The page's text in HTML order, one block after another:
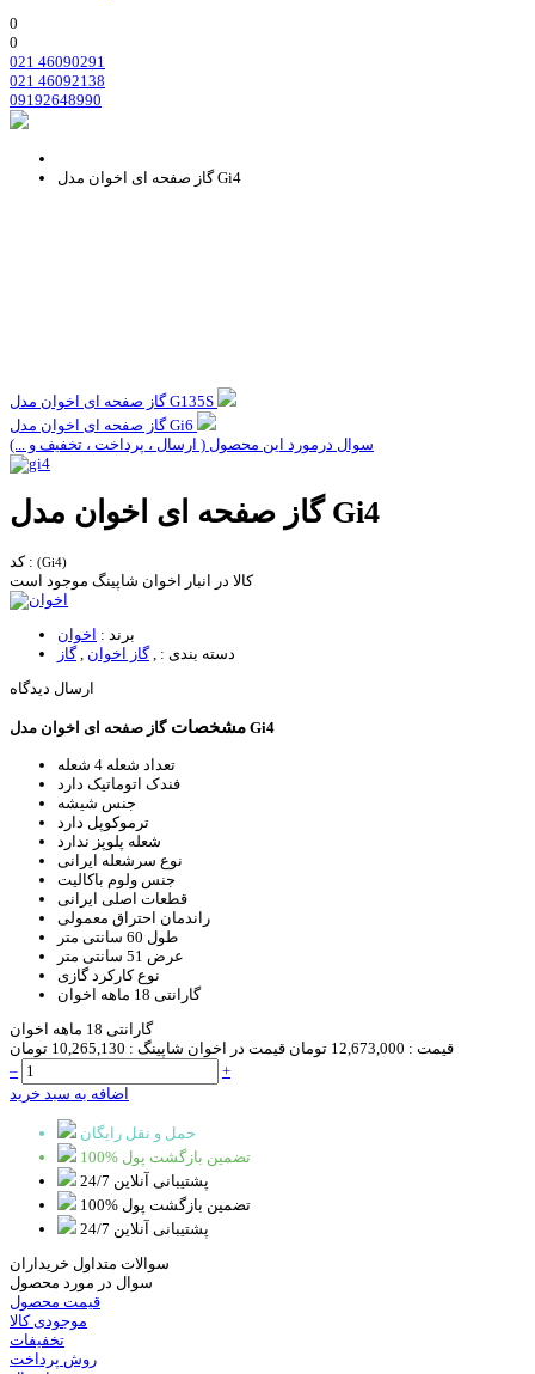
0
0
021 46090291
021 46092138
09192648990
گاز صفحه ای اخوان مدل Gi4
گاز صفحه ای اخوان مدل G135S
گاز صفحه ای اخوان مدل Gi6
سوال درمورد این محصول ( ارسال ، پرداخت ، تخفیف و ...)
گاز صفحه ای اخوان مدل Gi4
کد : (Gi4)
کالا در انبار اخوان شاپینگ موجود است
برند : اخوان
دسته بندی : ,گاز اخوان ,گاز
ارسال دیدگاه
مشخصات گاز صفحه ای اخوان مدل Gi4
تعداد شعله 4 شعله
فندک اتوماتیک دارد
جنس شیشه
ترموکوپل دارد
شعله پلوپز ندارد
نوع سرشعله ایرانی
جنس ولوم باکالیت
قطعات اصلی ایرانی
راندمان احتراق معمولی
طول 60 سانتی متر
عرض 51 سانتی متر
نوع کارکردگازی
گارانتی 18 ماهه اخوان
گارانتی 18 ماهه اخوان
قیمت : 12,673,000 تومان قیمت در اخوان شاپینگ : 10,265,130 تومان
–
+
اضافه به سبد خرید
حمل و نقل رایگان
100% تضمین بازگشت پول
پشتیبانی آنلاین 24/7
100% تضمین بازگشت پول
پشتیبانی آنلاین 24/7
سوالات متداول خریداران
سوال در مورد محصول
قیمت محصول
موجودی کالا
تخفیفات
روش پرداخت